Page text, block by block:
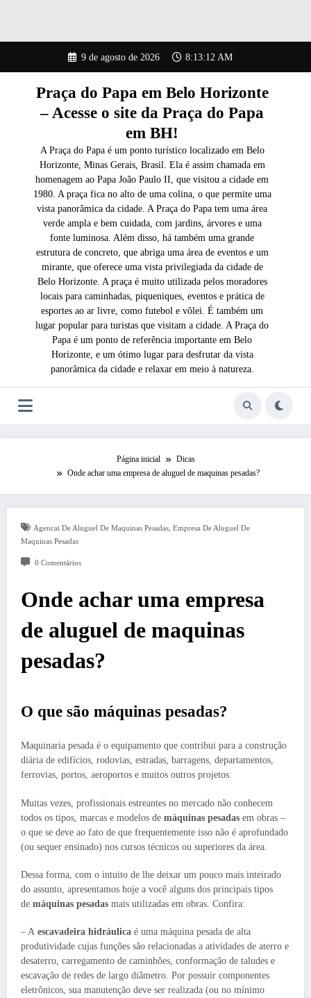
o
9 de agosto de 2026 8:13:13 AM
Praça do Papa em Belo Horizonte
– Acesse o site da Praça do Papa
em BH!
A Praça do Papa é um ponto turístico localizado em Belo
Horizonte, Minas Gerais, Brasil. Ela é assim chamada em
homenagem ao Papa João Paulo II, que visitou a cidade em
1980. A praça fica no alto de uma colina, o que permite uma
vista panorâmica da cidade. A Praça do Papa tem uma área
verde ampla e bem cuidada, com jardins, árvores e uma
fonte luminosa. Além disso, há também uma grande
estrutura de concreto, que abriga uma área de eventos e um
mirante, que oferece uma vista privilegiada da cidade de
Belo Horizonte. A praça é muito utilizada pelos moradores
locais para caminhadas, piqueniques, eventos e prática de
esportes ao ar livre, como futebol e vôlei. É também um
lugar popular para turistas que visitam a cidade. A Praça do
Papa é um ponto de referência importante em Belo
Horizonte, e um ótimo lugar para desfrutar da vista
panorâmica da cidade e relaxar em meio à natureza.
Página inicial
Dicas
Onde achar uma empresa de aluguel de maquinas pesadas?
Agencai De Aluguel De Maquinas Pesadas, Empresa De Aluguel De
Maquinas Pesadas
0 Comentários
Onde achar uma empresa
de aluguel de maquinas
pesadas?
O que são máquinas pesadas?
Maquinaria pesada é o equipamento que contribui para a construção
diária de edifícios, rodovias, estradas, barragens, departamentos,
ferrovias, portos, aeroportos e muitos outros projetos.
Muitas vezes, profissionais estreantes no mercado não conhecem
todos os tipos, marcas e modelos de máquinas pesadas em obras –
o que se deve ao fato de que frequentemente isso não é aprofundado
(ou sequer ensinado) nos cursos técnicos ou superiores da área.
Dessa forma, com o intuito de lhe deixar um pouco mais inteirado
do assunto, apresentamos hoje a você alguns dos principais tipos
de máquinas pesadas mais utilizadas em obras. Confira:
– A escavadeira hidráulica é uma máquina pesada de alta
produtividade cujas funções são relacionadas a atividades de aterro e
desaterro, carregamento de caminhões, conformação de taludes e
escavação de redes de largo diâmetro. Por possuir componentes
eletrônicos, sua manutenção deve ser realizada (ou no mínimo